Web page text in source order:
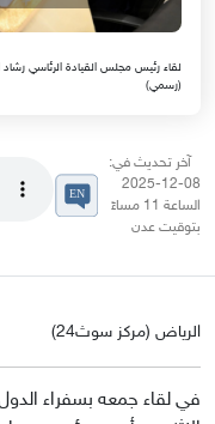
(رسمي)
آخر تحديث في:
08-12-2025
الساعة 11 مساءً
بتوقيت عدن
الرياض (مركز سوث24)
في لقاء جمعه بسفراء الدول